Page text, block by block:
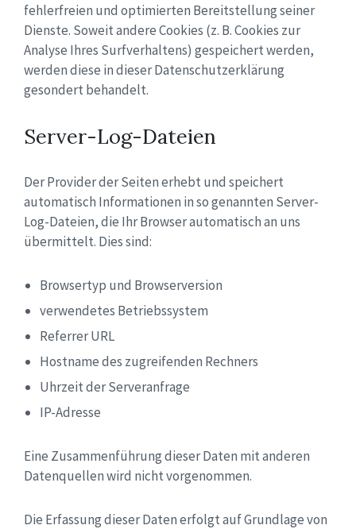
fehlerfreien und optimierten Bereitstellung seiner
Dienste. Soweit andere Cookies (z. B. Cookies zur
Analyse Ihres Surfverhaltens) gespeichert werden,
werden diese in dieser Datenschutzerklärung
gesondert behandelt.
Server-Log-Dateien
Der Provider der Seiten erhebt und speichert
automatisch Informationen in so genannten Server-
Log-Dateien, die Ihr Browser automatisch an uns
übermittelt. Dies sind:
Browsertyp und Browserversion
verwendetes Betriebssystem
Referrer URL
Hostname des zugreifenden Rechners
Uhrzeit der Serveranfrage
IP-Adresse
Eine Zusammenführung dieser Daten mit anderen
Datenquellen wird nicht vorgenommen.
Die Erfassung dieser Daten erfolgt auf Grundlage von